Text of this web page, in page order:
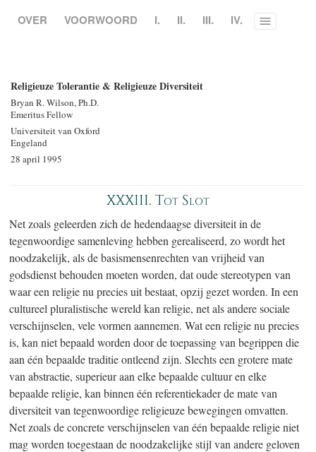
OVER VOORWOORD I. II. III. IV. Toggle
Religieuze Tolerantie & Religieuze Diversiteit
Bryan R. Wilson, Ph.D.
Emeritus Fellow
Universiteit van Oxford
Engeland
28 april 1995
XXXIII. Tot Slot
Net zoals geleerden zich de hedendaagse diversiteit in de
tegenwoordige samenleving hebben gerealiseerd, zo wordt het
noodzakelijk, als de basismensenrechten van vrijheid van
godsdienst behouden moeten worden, dat oude stereotypen van
waar een religie nu precies uit bestaat, opzij gezet worden. In een
cultureel pluralistische wereld kan religie, net als andere sociale
verschijnselen, vele vormen aannemen. Wat een religie nu precies
is, kan niet bepaald worden door de toepassing van begrippen die
aan één bepaalde traditie ontleend zijn. Slechts een grotere mate
van abstractie, superieur aan elke bepaalde cultuur en elke
bepaalde religie, kan binnen één referentiekader de mate van
diversiteit van tegenwoordige religieuze bewegingen omvatten.
Net zoals de concrete verschijnselen van één bepaalde religie niet
mag worden toegestaan de noodzakelijke stijl van andere geloven